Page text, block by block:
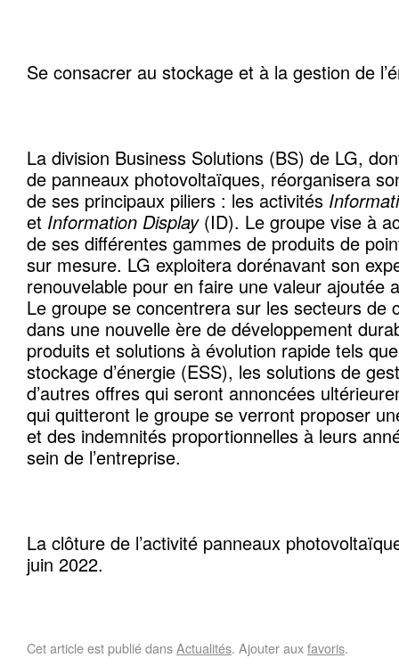
Se consacrer au stockage et à la gestion de
La division Business Solutions (BS) de LG,
de panneaux photovoltaïques, réorganisera
de ses principaux piliers : les activités
et Information Display(ID). Le groupe vise à
de ses différentes gammes de produits de
sur mesure. LG exploitera dorénavant son
renouvelable pour en faire une valeur ajoutée
Le groupe se concentrera sur les secteurs de
dans une nouvelle ère de développement
produits et solutions à évolution rapide tels
stockage d’énergie (ESS), les solutions de
d’autres offres qui seront annoncées
qui quitteront le groupe se verront proposer
et des indemnités proportionnelles à leurs
sein de l’entreprise.
La clôture de l’activité panneaux
juin 2022.
Cet article est publié dansActualités. Ajouter auxfavoris.